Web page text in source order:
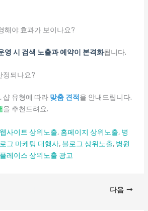
해야 효과가 보이나요?
영 시 검색 노출과 예약이 본격화됩니다.
정되나요?
샵 유형에 따라 맞춤 견적 을 안내드립니다.
을 추천드려요.
웹사이트 상위노출, 홈페이지 상위노출, 병
그 마케팅 대행사, 블로그 상위노출, 병원
레이스 상위노출 광고
다음